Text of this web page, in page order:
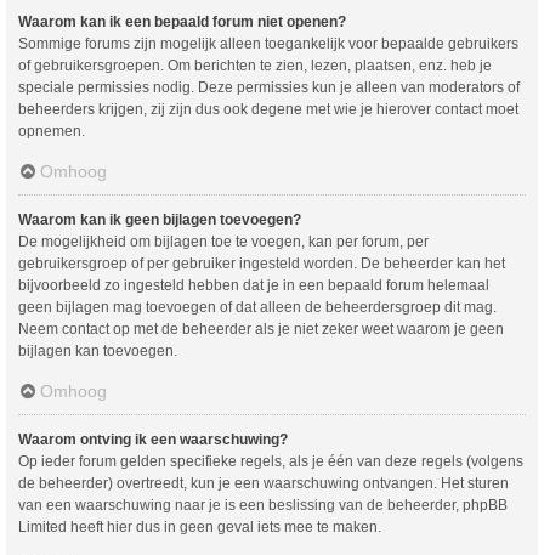
Waarom kan ik een bepaald forum niet openen?
Sommige forums zijn mogelijk alleen toegankelijk voor bepaalde gebruikers
of gebruikersgroepen. Om berichten te zien, lezen, plaatsen, enz. heb je
speciale permissies nodig. Deze permissies kun je alleen van moderators of
beheerders krijgen, zij zijn dus ook degene met wie je hierover contact moet
opnemen.
Omhoog
Waarom kan ik geen bijlagen toevoegen?
De mogelijkheid om bijlagen toe te voegen, kan per forum, per
gebruikersgroep of per gebruiker ingesteld worden. De beheerder kan het
bijvoorbeeld zo ingesteld hebben dat je in een bepaald forum helemaal
geen bijlagen mag toevoegen of dat alleen de beheerdersgroep dit mag.
Neem contact op met de beheerder als je niet zeker weet waarom je geen
bijlagen kan toevoegen.
Omhoog
Waarom ontving ik een waarschuwing?
Op ieder forum gelden specifieke regels, als je één van deze regels (volgens
de beheerder) overtreedt, kun je een waarschuwing ontvangen. Het sturen
van een waarschuwing naar je is een beslissing van de beheerder, phpBB
Limited heeft hier dus in geen geval iets mee te maken.